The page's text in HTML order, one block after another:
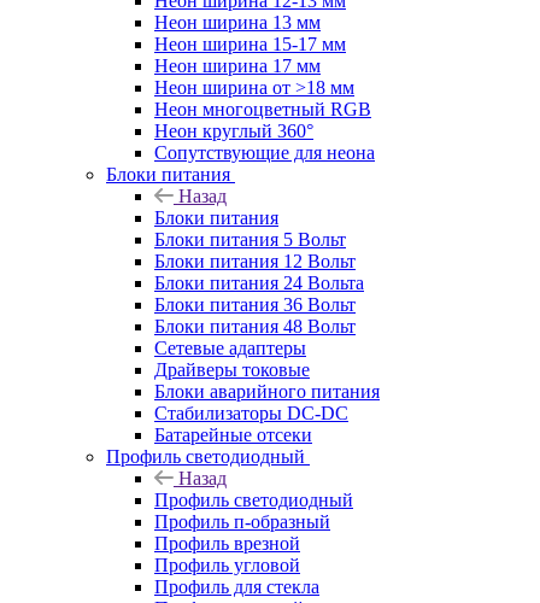
Неон ширина 13 мм
Неон ширина 15-17 мм
Неон ширина 17 мм
Неон ширина от >18 мм
Неон многоцветный RGB
Неон круглый 360°
Сопутствующие для неона
Блоки питания
Назад
Блоки питания
Блоки питания 5 Вольт
Блоки питания 12 Вольт
Блоки питания 24 Вольта
Блоки питания 36 Вольт
Блоки питания 48 Вольт
Сетевые адаптеры
Драйверы токовые
Блоки аварийного питания
Стабилизаторы DC-DC
Батарейные отсеки
Профиль светодиодный
Назад
Профиль светодиодный
Профиль п-образный
Профиль врезной
Профиль угловой
Профиль для стекла